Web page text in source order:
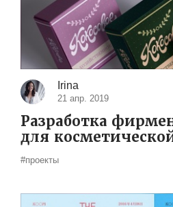
Irina
21 апр. 2019
Разработка
для
#проекты